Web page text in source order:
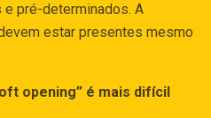
pré-determinados. A
estar presentes mesmo
opening” é mais difícil